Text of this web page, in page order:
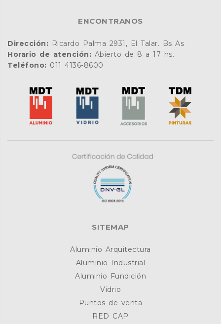
ENCONTRANOS
Dirección: Ricardo Palma 2931, El Talar. Bs As
Horario de atención: Abierto de 8 a 17 hs.
Teléfono: 011 4136-8600
SITEMAP
Aluminio Arquitectura
Aluminio Industrial
Aluminio Fundición
Vidrio
Puntos de venta
RED CAP